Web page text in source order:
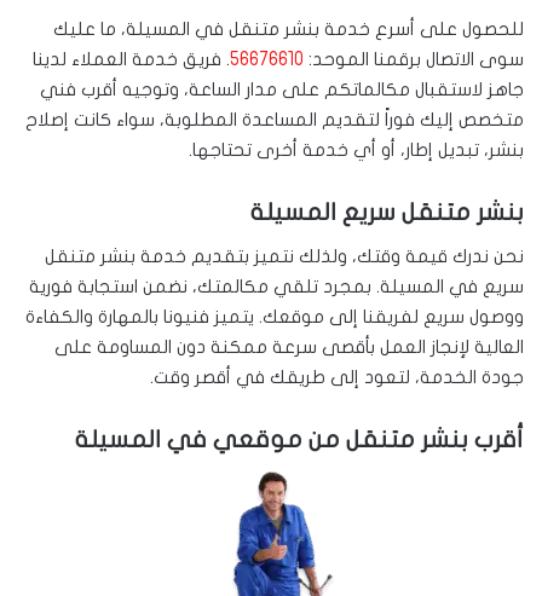
للحصول على أسرع خدمة بنشر متنقل في المسيلة، ما عليك
سوى الاتصال برقمنا الموحد: 56676610. فريق خدمة العملاء لدينا
جاهز لاستقبال مكالماتكم على مدار الساعة، وتوجيه أقرب فني
متخصص إليك فوراً لتقديم المساعدة المطلوبة، سواء كانت إصلاح
بنشر، تبديل إطار، أو أي خدمة أخرى تحتاجها.
بنشر متنقل سريع المسيلة
نحن ندرك قيمة وقتك، ولذلك نتميز بتقديم خدمة بنشر متنقل
سريع في المسيلة. بمجرد تلقي مكالمتك، نضمن استجابة فورية
ووصول سريع لفريقنا إلى موقعك. يتميز فنيونا بالمهارة والكفاءة
العالية لإنجاز العمل بأقصى سرعة ممكنة دون المساومة على
جودة الخدمة، لتعود إلى طريقك في أقصر وقت.
أقرب بنشر متنقل من موقعي في المسيلة